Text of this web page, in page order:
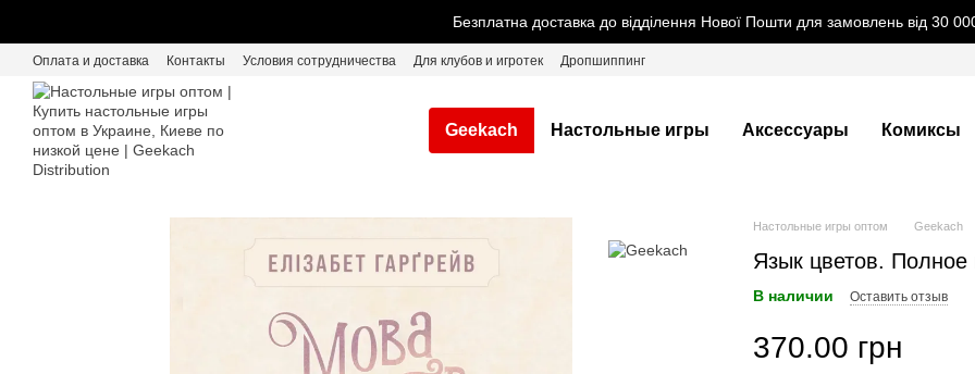
Безплатна доставка до відділення Нової Пошти для замовлень від 30
Оплата и доставка Контакты Условия сотрудничества Для клубов и игротек Дропшиппинг
Geekach Настольные игры Аксессуары Комиксы
Настольные игры оптом Geekach
Язык цветов.
В наличии Оставить отзыв
370.00 грн